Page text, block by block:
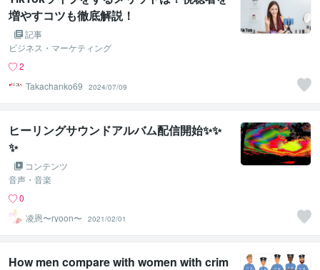
増やすコツも徹底解説！
記事
ビジネス・マーケティング
2
Takachanko69
2024/07/09
ヒーリングサウンドアルバム配信開始✨✨
✨
コンテンツ
音声・音楽
0
凌恩〜ryoon〜
2021/02/01
How men compare with women with crim